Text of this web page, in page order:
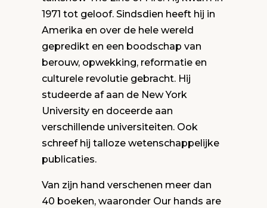
1971 tot geloof. Sindsdien heeft hij in
Amerika en over de hele wereld
gepredikt en een boodschap van
berouw, opwekking, reformatie en
culturele revolutie gebracht. Hij
studeerde af aan de New York
University en doceerde aan
verschillende universiteiten. Ook
schreef hij talloze wetenschappelijke
publicaties.
Van zijn hand verschenen meer dan
40 boeken, waaronder Our hands are